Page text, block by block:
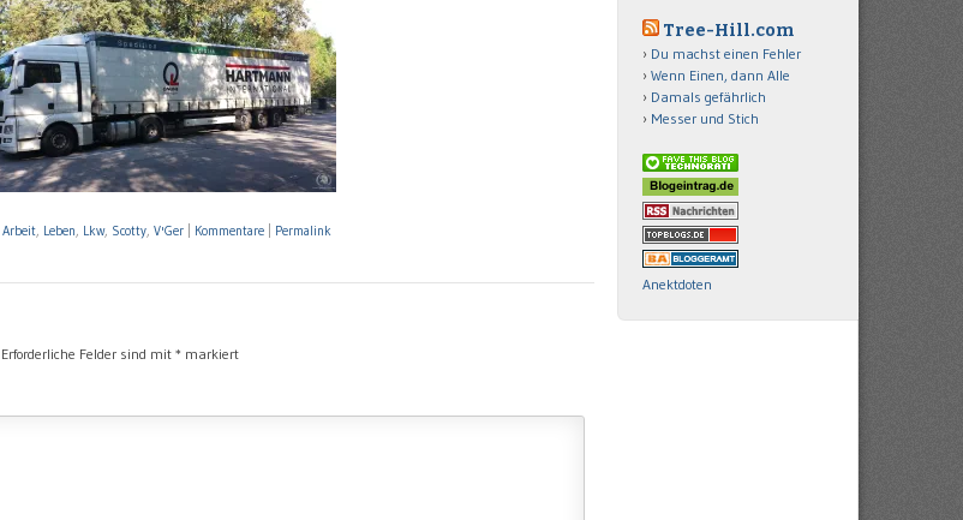
Arbeit, Leben, Lkw, Scotty, V'Ger Kommentare Permalink
Erforderliche Felder sind mit * markiert
Tree-Hill.com
Du machst einen Fehler
Wenn Einen, dann Alle
Damals gefährlich
Messer und Stich
Anektdoten